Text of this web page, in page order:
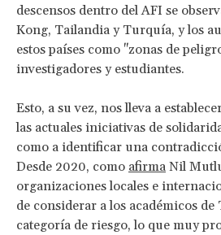
descensos dentro del AFI se
Kong, Tailandia y Turquía, y los
estos países como "zonas de
investigadores y estudiantes.
Esto, a su vez, nos lleva a
las actuales iniciativas de
como a identificar una
Desde 2020, como afirma Nil
organizaciones locales e
de considerar a los académicos
categoría de riesgo, lo que muy